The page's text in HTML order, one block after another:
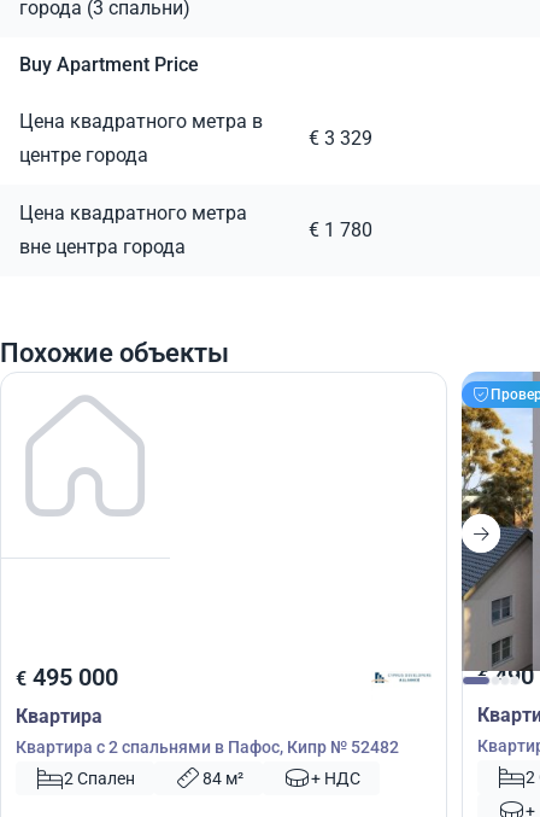
города (3 спальни)
Buy Apartment Price
Цена квадратного метра в
центре города
€ 3 329
Цена квадратного метра
вне центра города
€ 1 780
Похожие объекты
€ 495 000
Квартира
Квартира с 2 спальнями в Пафос, Кипр № 52482
2 Спален
84 м² + НДС
€490
2